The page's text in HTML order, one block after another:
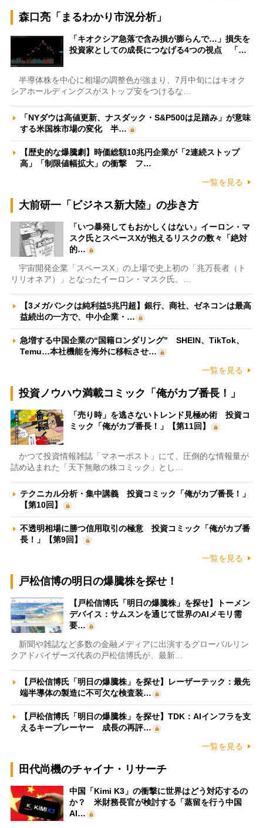
森口亮「まるわかり市況分析」
「キオクシア急落で含み損が膨らんで…」損失を
投資家としての成長につなげる4つの視点 「…
半導体株を中心に相場の調整色が強まり、7月中旬にはキオク
シアホールディングスがストップ安をつけるな…
「NYダウは高値更新、ナスダック・S&P500は足踏み」が意味
する米国株市場の変化 半…
【歴史的な爆騰劇】時価総額10兆円企業が「2連続ストップ
高」「制限値幅拡大」の衝撃 フ…
一覧を見る
大前研一「ビジネス新大陸」の歩き方
「いつ暴発してもおかしくはない」イーロン・マ
スク氏とスペースXが抱えるリスクの数々「絶対
的…
宇宙開発企業「スペースX」の上場で史上初の「兆万長者（ト
リリオネア）」となったイーロン・マスク氏。…
【3メガバンクは純利益5兆円超】銀行、商社、ゼネコンは最高
益続出の一方で、中小企業・…
急増する中国企業の“国籍ロンダリング” SHEIN、TikTok、
Temu…本社機能を海外に移転させ…
一覧を見る
投資ノウハウ満載コミック「俺がカブ番長！」
「売り時」を逃さないトレンド見極め術 投資コ
ミック「俺がカブ番長！」【第11回】
かつて投資情報雑誌「マネーポスト」にて、圧倒的な情報量が
詰め込まれた「天下無敵の株コミック」とし…
テクニカル分析・集中講義 投資コミック「俺がカブ番長！」
【第10回】
不透明相場に勝つ信用取引の極意 投資コミック「俺がカブ番
長！」【第9回】
一覧を見る
戸松信博の明日の爆騰株を探せ！
【戸松信博氏「明日の爆騰株」を探せ】トーメン
デバイス：サムスンを通じて世界のAIメモリ需
要…
新聞や雑誌など多数の金融メディアに出演するグローバルリン
クアドバイザーズ代表の戸松信博氏が、最新…
【戸松信博氏「明日の爆騰株」を探せ】レーザーテック：最先
端半導体の製造に不可欠な検査装…
【戸松信博氏「明日の爆騰株」を探せ】TDK：AIインフラを支
えるキープレーヤー 成長の再評…
一覧を見る
田代尚機のチャイナ・リサーチ
中国「Kimi K3」の衝撃に世界はどう対応するの
か？ 米財務長官が検討する「蒸留を行う中国
AI…